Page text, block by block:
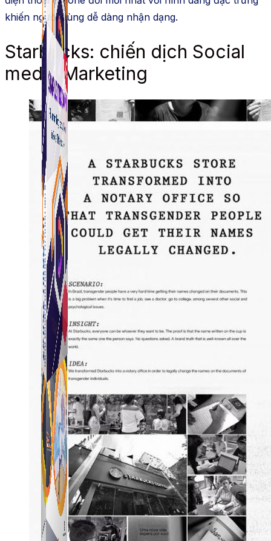
Simple Tikdown
Công cụ giúp bạn tải video Tiktok không có logo
nhanh chóng.
Simple Tikdown
Công cụ giúp bạn tải video Tiktok không có logo
nhanh chóng.
khiến người dùng dễ dàng nhận dạng.
Starbucks: chiến dịch Social
media Marketing